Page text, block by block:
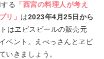
る
「西宮の料理人が考え
リ」 は2023年4月25日から
はヱビスビールの販売元
ベント。えべっさんとヱビ
いきましょう。